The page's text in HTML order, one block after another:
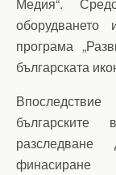
програма
българската